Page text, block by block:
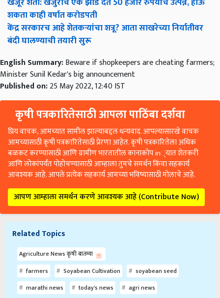
शकता काही वर्षात करोडपती
केंद्र सरकारच आहे शेतकऱ्यांचा शत्रू? आता साखरेच्या निर्यातीवर
बंदी घालण्याची तयारी सुरू
English Summary:Beware if shopkeepers are cheating farmers;
Minister Sunil Kedar's big announcement
Published on:25 May 2022, 12:40 IST
कृषी पत्रकारितेसाठी आपला पाठिंबा दर्शवा
प्रिय वाचक, आमच्यात सामील झाल्याबद्दल धन्यवाद. आपल्यासारखे वाचक
आमच्यासाठी कृषी पत्रकारितेसाठी प्रेरणा आहेत. कृषी पत्रकारितेला अधिक
बळकट करण्यासाठी आणि ग्रामीण भारतातील कानाकोप in्यात शेतकरी
आणि लोकांपर्यंत पोहोचण्यासाठी आम्हाला तुमचे समर्थन किंवा सहकार्य
आवश्यक आहे. आपले प्रत्येक सहकार्य आमच्या भविष्यासाठी मोलाचे आहे.
आपण आम्हाला समर्थन करणे आवश्यक आहे (Contribute Now)
Related Topics
Agriculture News कृषी बातम्या
farmers
Soyabean Cultivation
soyabean seed
marathi news
today's news agri news